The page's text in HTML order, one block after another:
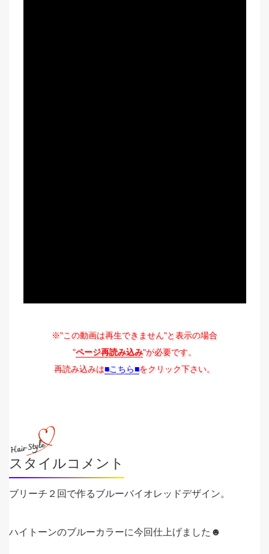
※"この動画は再生できません"と表示の場合
"ページ再読み込み"が必要です。
再読み込みは■こちら■をクリック下さい。
スタイルコメント
ブリーチ２回で作るブルーバイオレッドデザイン。
ハイトーンのブルーカラーに今回仕上げました☻